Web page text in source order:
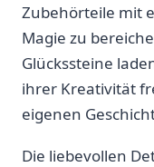
Zubehörteile mit‌
Magie zu⁣
Glückssteine
ihrer Kreativität
eigenen
Die liebevollen